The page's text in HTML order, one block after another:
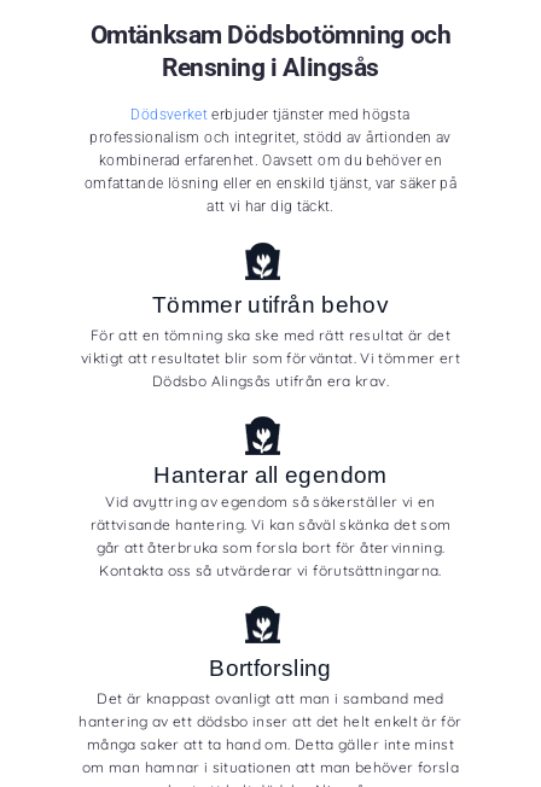
Omtänksam Dödsbotömning och
Rensning i Alingsås
Dödsverket erbjuder tjänster med högsta
professionalism och integritet, stödd av årtionden av
kombinerad erfarenhet. Oavsett om du behöver en
omfattande lösning eller en enskild tjänst, var säker på
att vi har dig täckt.
Tömmer utifrån behov
För att en tömning ska ske med rätt resultat är det
viktigt att resultatet blir som förväntat. Vi tömmer ert
Dödsbo Alingsås utifrån era krav.
Hanterar all egendom
Vid avyttring av egendom så säkerställer vi en
rättvisande hantering. Vi kan såväl skänka det som
går att återbruka som forsla bort för återvinning.
Kontakta oss så utvärderar vi förutsättningarna.
Bortforsling
Det är knappast ovanligt att man i samband med
hantering av ett dödsbo inser att det helt enkelt är för
många saker att ta hand om. Detta gäller inte minst
om man hamnar i situationen att man behöver forsla